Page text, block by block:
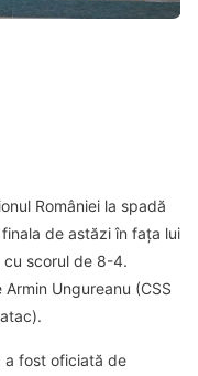
României la spadă
de astăzi în fața lui
cu scorul de 8-4.
Ungureanu (CSS
a fost oficiată de